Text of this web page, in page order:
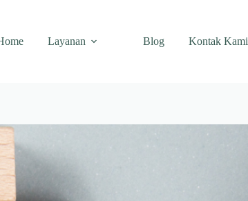
Layanan Blog Kontak Kami